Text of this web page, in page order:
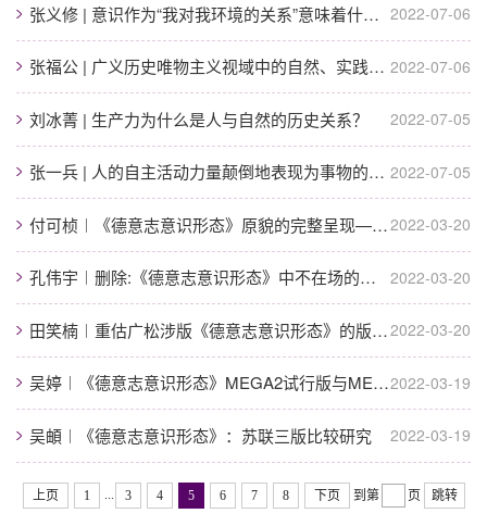
张义修 | 意识作为“我对我环境的关系”意味着什么——《德意志意识形态》与马克思... 2022-07-06
张福公 | 广义历史唯物主义视域中的自然、实践和物质生产与再生产 2022-07-06
刘冰菁 | 生产力为什么是人与自然的历史关系？ 2022-07-05
张一兵 | ​人的自主活动力量颠倒地表现为事物的力量——广松涉版《德意志意识形态... 2022-07-05
付可桢︱《德意志意识形态》原貌的完整呈现——对MEGA2第一部分第五卷的历史性评估2022-03-20
孔伟宇︱删除:《德意志意识形态》中不在场的话语 2022-03-20
田笑楠︱重估广松涉版《德意志意识形态》的版本价值2022-03-20
吴婷︱《德意志意识形态》MEGA2试行版与MEGA2先行版的比较研究——基于陶伯特两种...2022-03-19
吴頔︱《德意志意识形态》：苏联三版比较研究 2022-03-19
上页 1 3 4 5 6 7 8 下页 到第 页 跳转